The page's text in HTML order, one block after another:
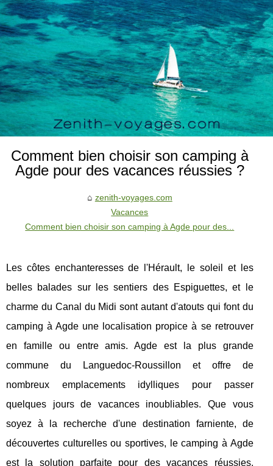
Comment bien choisir son camping à
Agde pour des vacances réussies ?
zenith-voyages.com
Vacances
Comment bien choisir son camping à Agde pour des...
Les côtes enchanteresses de l'Hérault, le soleil et les
belles balades sur les sentiers des Espiguettes, et le
charme du Canal du Midi sont autant d'atouts qui font du
camping à Agde une localisation propice à se retrouver
en famille ou entre amis. Agde est la plus grande
commune du Languedoc-Roussillon et offre de
nombreux emplacements idylliques pour passer
quelques jours de vacances inoubliables. Que vous
soyez à la recherche d'une destination farniente, de
découvertes culturelles ou sportives, le camping à Agde
est la solution parfaite pour des vacances réussies.